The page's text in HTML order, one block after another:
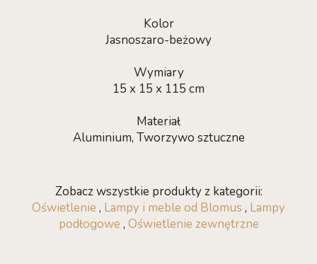
Kolor
Jasnoszaro-beżowy
Wymiary
15 x 15 x 115 cm
Materiał
Aluminium, Tworzywo sztuczne
Zobacz wszystkie produkty z kategorii:
Oświetlenie , Lampy i meble od Blomus , Lampy
podłogowe , Oświetlenie zewnętrzne